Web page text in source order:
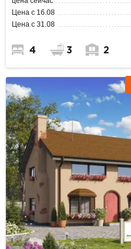
Цена с 16.08
Цена с 31.08
4 3 2